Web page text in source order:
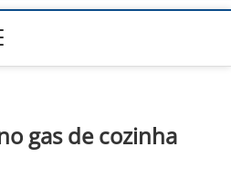
gas de cozinha